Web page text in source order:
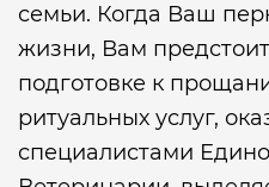
семьи. Когда Ваш
жизни, Вам
подготовке к
ритуальных услуг,
специалистами